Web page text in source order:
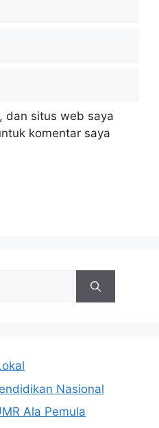
dan situs web saya
komentar saya
Nasional
Ala Pemula